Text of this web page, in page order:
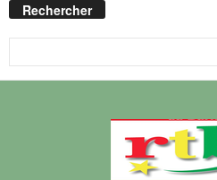
Rechercher